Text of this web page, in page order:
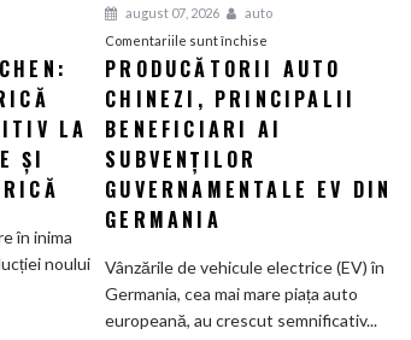
LA
ȘI
în inima
noului
august 07, 2026
auto
Comentariile sunt închise
Producătorii
auto
chinezi,
ai
EV
din
Germania
PRODUCĂTORII AUTO
CHINEZI, PRINCIPALII
BENEFICIARI AI
SUBVENȚILOR
GUVERNAMENTALE EV DIN
GERMANIA
Vânzările de vehicule electrice (EV) în
Germania, cea mai mare piața auto
europeană, au crescut semnificativ...